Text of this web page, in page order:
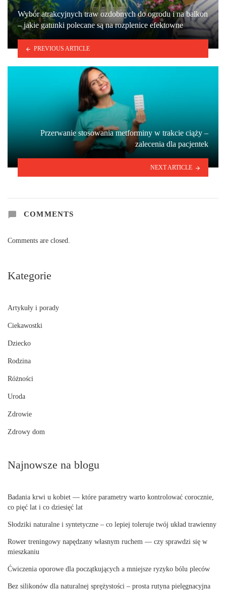
Wybór atrakcyjnych traw ozdobnych do ogrodu i na balkon
– jakie gatunki polecane są na rozplenice efektowne
PREVIOUS ARTICLE
Przerwanie stosowania metforminy w trakcie ciąży –
zalecenia dla pacjentek
NEXT ARTICLE
COMMENTS
Comments are closed.
Kategorie
Artykuły i porady
Ciekawostki
Dziecko
Rodzina
Różności
Uroda
Zdrowie
Zdrowy dom
Najnowsze na blogu
Badania krwi u kobiet — które parametry warto kontrolować corocznie,
co pięć lat i co dziesięć lat
Słodziki naturalne i syntetyczne – co lepiej toleruje twój układ trawienny
Rower treningowy napędzany własnym ruchem — czy sprawdzi się w
mieszkaniu
Ćwiczenia oporowe dla początkujących a mniejsze ryzyko bólu pleców
Bez silikonów dla naturalnej sprężystości – prosta rutyna pielęgnacyjna